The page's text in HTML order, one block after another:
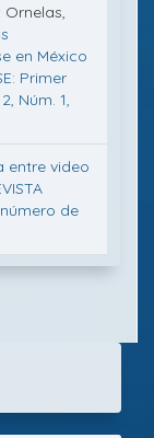
en México
Primer
Núm. 1,
entre video
número de
un
datos
de
la